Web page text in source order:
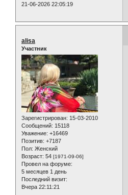
21-06-2026 22:05:19
alisa
Участник
Зарегистрирован: 15-03-2010
Сообщений: 15118
Уважение: +16469
Позитив: +7187
Пол: Женский
Возраст: 54 [1971-09-06]
Провел на форуме:
5 месяцев 1 день
Последний визит:
Вчера 22:11:21